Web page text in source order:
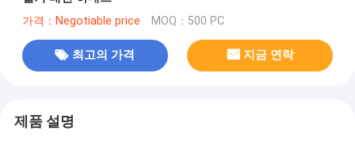
가격：Negotiable price MOQ：500 PC
최고의 가격 지금 연락
제품 설명